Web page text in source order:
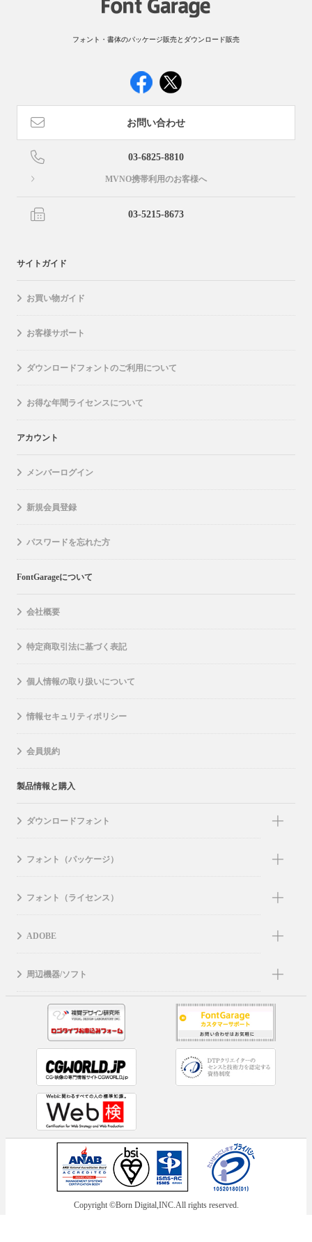
フォント・書体のパッケージ販売とダウンロード販売
お問い合わせ
03-6825-8810
MVNO携帯利用のお客様へ
03-5215-8673
サイトガイド
お買い物ガイド
お客様サポート
ダウンロードフォントのご利用について
お得な年間ライセンスについて
アカウント
メンバーログイン
新規会員登録
パスワードを忘れた方
FontGarageについて
会社概要
特定商取引法に基づく表記
個人情報の取り扱いについて
情報セキュリティポリシー
会員規約
製品情報と購入
ダウンロードフォント
フォント（パッケージ）
フォント（ライセンス）
ADOBE
周辺機器/ソフト
Copyright ©Born Digital,INC.All rights reserved.